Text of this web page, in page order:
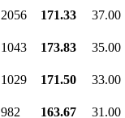
2056 171.33 37.00
1043 173.83 35.00
1029 171.50 33.00
982 163.67 31.00